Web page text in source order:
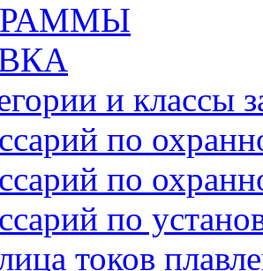
и классы
по
по
по
токов